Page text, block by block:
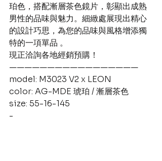
珀色，搭配漸層茶色鏡片，彰顯出成熟
男性的品味與魅力。細緻處展現出精心
的設計巧思，為您的品味與風格增添獨
特的一項單品 。
現正洽詢各地經銷預購！
—————————————————
model: M3023 V2 x LEON
color: AG-MDE 琥珀 / 漸層茶色
size: 55-16-145
-